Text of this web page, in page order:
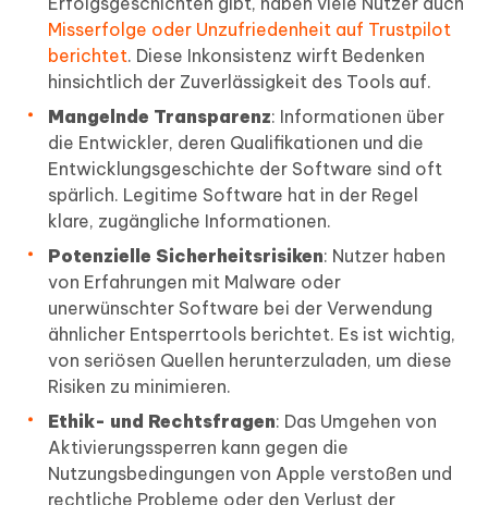
Misserfolge oder Unzufriedenheit auf Trustpilot
berichtet. Diese Inkonsistenz wirft Bedenken
hinsichtlich der Zuverlässigkeit des Tools auf.
Mangelnde Transparenz: Informationen über
die Entwickler, deren Qualifikationen und die
Entwicklungsgeschichte der Software sind oft
spärlich. Legitime Software hat in der Regel
klare, zugängliche Informationen.
Potenzielle Sicherheitsrisiken: Nutzer haben
von Erfahrungen mit Malware oder
unerwünschter Software bei der Verwendung
ähnlicher Entsperrtools berichtet. Es ist wichtig,
von seriösen Quellen herunterzuladen, um diese
Risiken zu minimieren.
Ethik- und Rechtsfragen: Das Umgehen von
Aktivierungssperren kann gegen die
Nutzungsbedingungen von Apple verstoßen und
rechtliche Probleme oder den Verlust der